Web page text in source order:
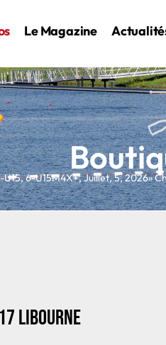
Le Magazine
U15,6-U15M4X+,Juillet,5,2026»
Libourne